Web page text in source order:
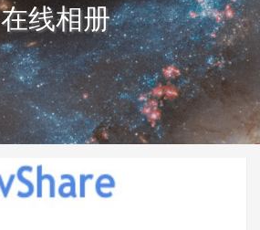
在线相册